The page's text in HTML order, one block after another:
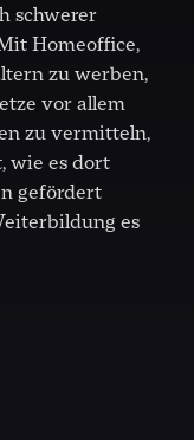
schwerer
Homeoffice,
zu werben,
vor allem
zu vermitteln,
wie es dort
gefördert
es